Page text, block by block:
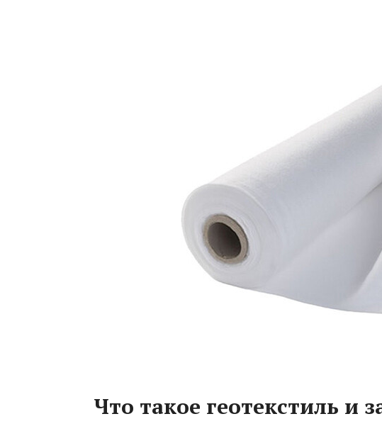
Что такое геотекстиль и